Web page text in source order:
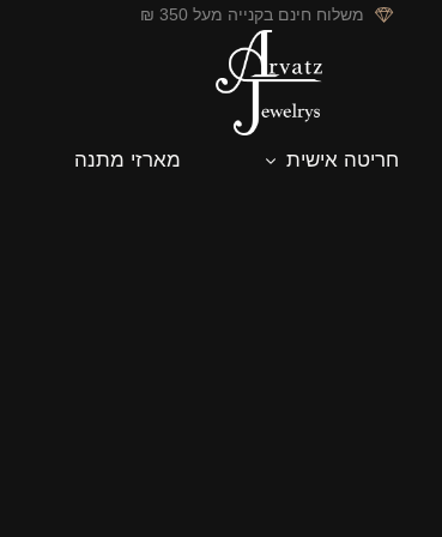
משלוח חינם בקנייה מעל 350 ₪
חריטה אישית מארזי מתנה